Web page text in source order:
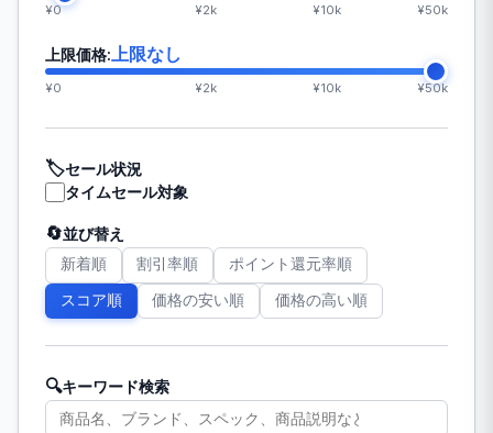
¥0 ¥2k ¥10k ¥50k
上限価格: 上限なし
¥0 ¥2k ¥10k ¥50k
🏷️セール状況
タイムセール対象
🔄並び替え
新着順 割引率順 ポイント還元率順
スコア順 価格の安い順 価格の高い順
🔍キーワード検索